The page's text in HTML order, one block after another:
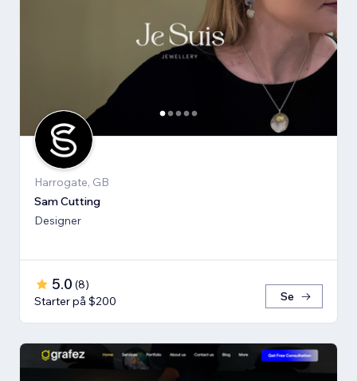
Harrogate, GB
Sam Cutting
Designer
5.0 (8)
Starter på $200
Se